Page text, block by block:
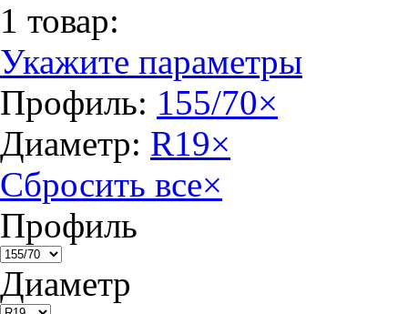
1 товар:
Укажите параметры
Профиль: 155/70×
Диаметр: R19×
Сбросить все×
Профиль
Диаметр